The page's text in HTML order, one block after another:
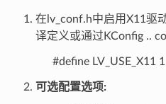
在lv_conf.h中启用X11驱
译定义或通过KConfig ..
#define LV_USE_X11 1
可选配置选项: